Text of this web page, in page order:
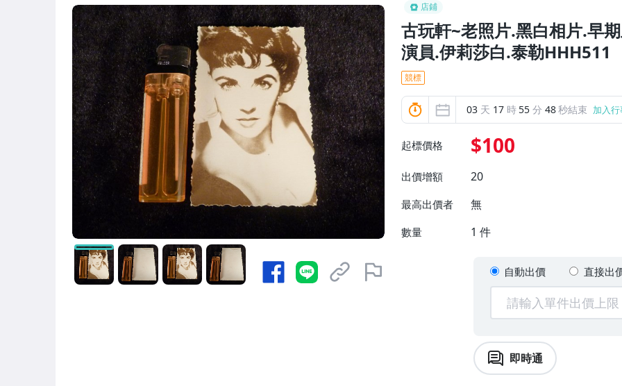
店鋪
古玩軒~老照片.黑白相片.早
演員.伊莉莎白.泰勒HHH511
競標
03 天 17 時 55 分 46秒結束 加入
起標價格 $100
出價增額 20
最高出價者 無
數量 1 件
自動出價 直接出
即時通